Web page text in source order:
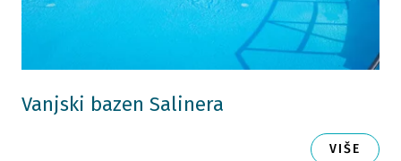
Vanjski bazen Salinera
VIŠE